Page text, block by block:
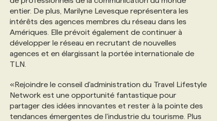
entier. De plus, Marilyne Levesque représentera les
intérêts des agences membres du réseau dans les
Amériques. Elle prévoit également de continuer à
développer le réseau en recrutant de nouvelles
agences et en élargissant la portée internationale de
TLN.
«Rejoindre le conseil d'administration du Travel Lifestyle
Network est une opportunité fantastique pour
partager des idées innovantes et rester à la pointe des
tendances émergentes de l'industrie du tourisme. Plus